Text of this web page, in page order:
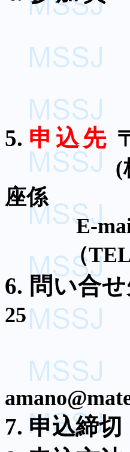
5. 申込先
(
座係
E-
（
6. 問い合せ
25
7. 申込締切